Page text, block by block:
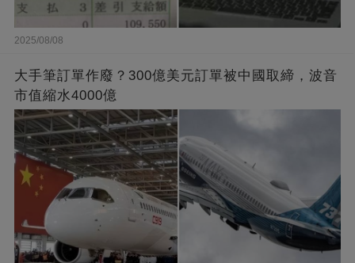
2025/08/08
大手筆訂單作廢？300億美元訂單被中國取締，波音
市值縮水4000億